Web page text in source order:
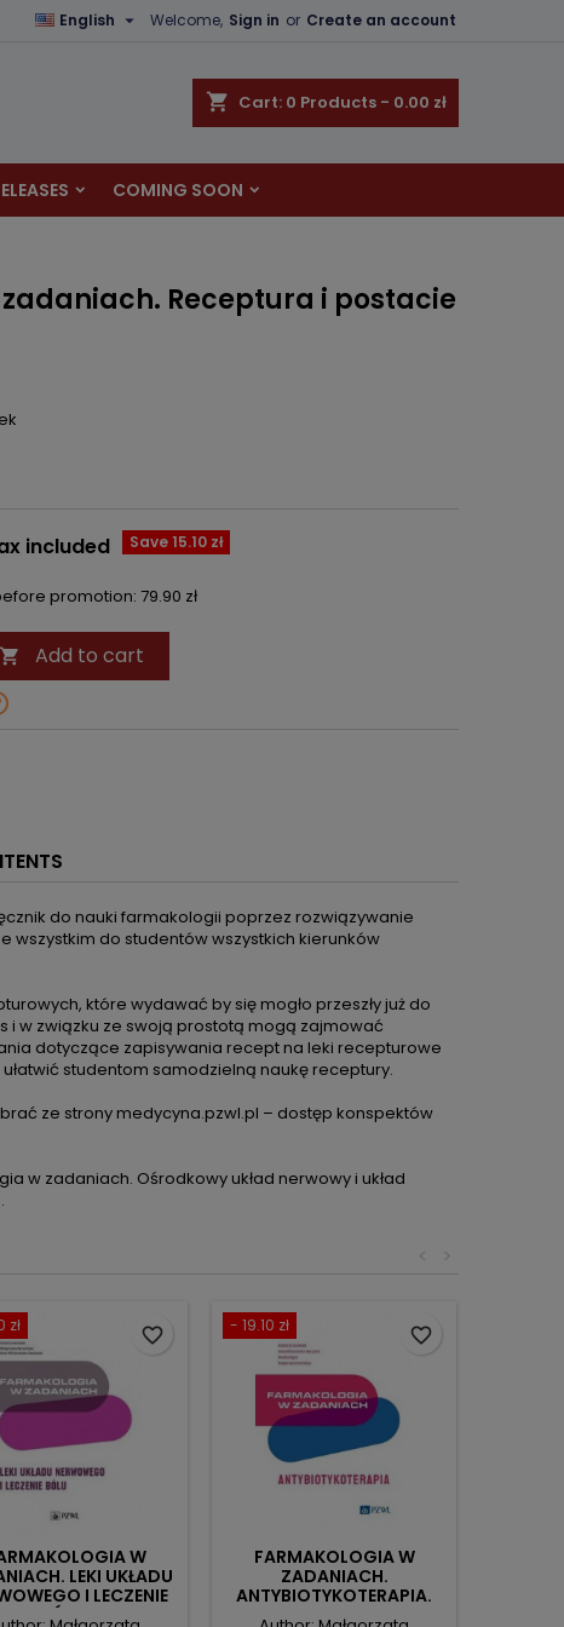
Welcome, Sign in or Create an account
English 
shopping_cart Cart: 0 Products - 0.00 zł
COMING SOON
Receptura i postacie
Save 15.10 zł
included
promotion: 79.90 zł
 Add to cart
do nauki farmakologii poprzez rozwiązywanie
wszystkim do studentów wszystkich kierunków
które wydawać by się mogło przeszły już do
i w związku ze swoją prostotą mogą zajmować
dotyczące zapisywania recept na leki recepturowe
studentom samodzielną naukę receptury.
ze strony medycyna.pzwl.pl – dostęp konspektów
w zadaniach. Ośrodkowy układ nerwowy i układ
>
<
zł
W
LEKI UKŁADU
I LECZENIE
BÓLU.
favorite_border - 19.10 zł
FARMAKOLOGIA W
ZADANIACH.
ANTYBIOTYKOTERAPIA.
favorite_border